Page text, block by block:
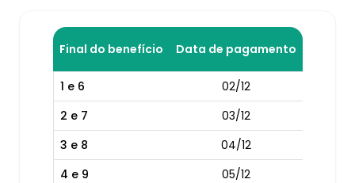
Final do benefício Data de pagamento
1 e 6
02/12
2 e 7
03/12
3 e 8
04/12
4 e 9
05/12